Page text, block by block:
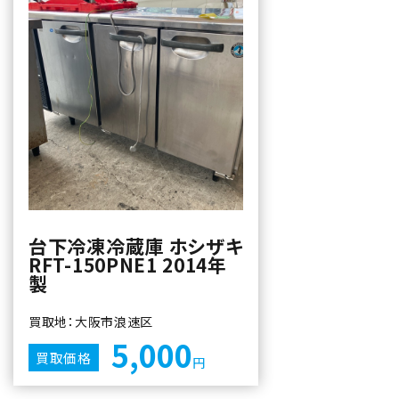
台下冷凍冷蔵庫 ホシザキ
RFT-150PNE1 2014年
製
買取地：大阪市浪速区
買取価格 5,000円